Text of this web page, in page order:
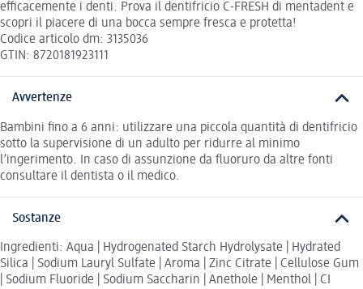
efficacemente i denti. Prova il dentifricio C-FRESH di mentadent e
scopri il piacere di una bocca sempre fresca e protetta!
Codice articolo dm: 3135036
GTIN: 8720181923111
Avvertenze
Bambini fino a 6 anni: utilizzare una piccola quantità di dentifricio
sotto la supervisione di un adulto per ridurre al minimo
l’ingerimento. In caso di assunzione da fluoruro da altre fonti
consultare il dentista o il medico.
Sostanze
Ingredienti: Aqua | Hydrogenated Starch Hydrolysate | Hydrated
Silica | Sodium Lauryl Sulfate | Aroma | Zinc Citrate | Cellulose Gum
| Sodium Fluoride | Sodium Saccharin | Anethole | Menthol | CI